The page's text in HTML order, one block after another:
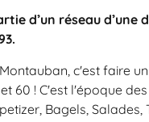
d’un réseau
c'est faire
60 ! C'est l'époque
Bagels, Salades,